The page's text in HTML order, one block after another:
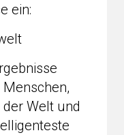
ein:
Welt und